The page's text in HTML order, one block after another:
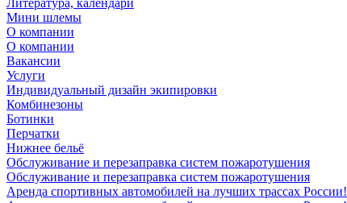
Литература, календари
Мини шлемы
О компании
О компании
Вакансии
Услуги
Индивидуальный дизайн экипировки
Комбинезоны
Ботинки
Перчатки
Нижнее бельё
Обслуживание и перезаправка систем пожаротушения
Обслуживание и перезаправка систем пожаротушения
Аренда спортивных автомобилей на лучших трассах России!